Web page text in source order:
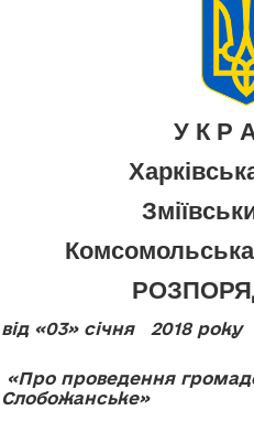
У К Р
від «03» січня
«Про проведення
Слобожанське»